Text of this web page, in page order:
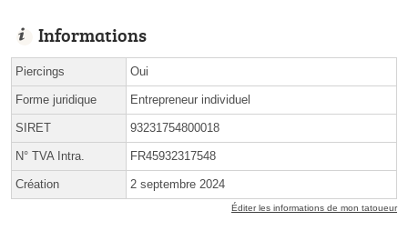
Informations
Piercings Oui
Forme juridique Entrepreneur individuel
SIRET 93231754800018
N° TVA Intra. FR45932317548
Création 2 septembre 2024
Éditer les informations de mon tatoueur